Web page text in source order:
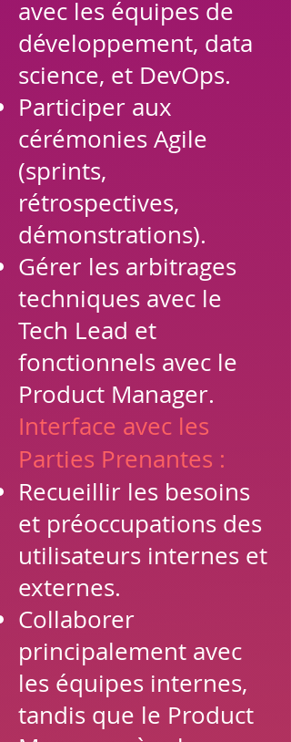
avec les équipes de
développement, data
science, et DevOps.
Participer aux
cérémonies Agile
(sprints,
rétrospectives,
démonstrations).
Gérer les arbitrages
techniques avec le
Tech Lead et
fonctionnels avec le
Product Manager.
Interface avec les
Parties Prenantes :
Recueillir les besoins
et préoccupations des
utilisateurs internes et
externes.
Collaborer
principalement avec
les équipes internes,
tandis que le Product